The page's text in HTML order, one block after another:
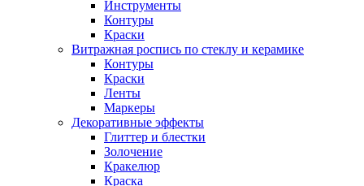
Инструменты
Контуры
Краски
Витражная роспись по стеклу и керамике
Контуры
Краски
Ленты
Маркеры
Декоративные эффекты
Глиттер и блестки
Золочение
Кракелюр
Краска